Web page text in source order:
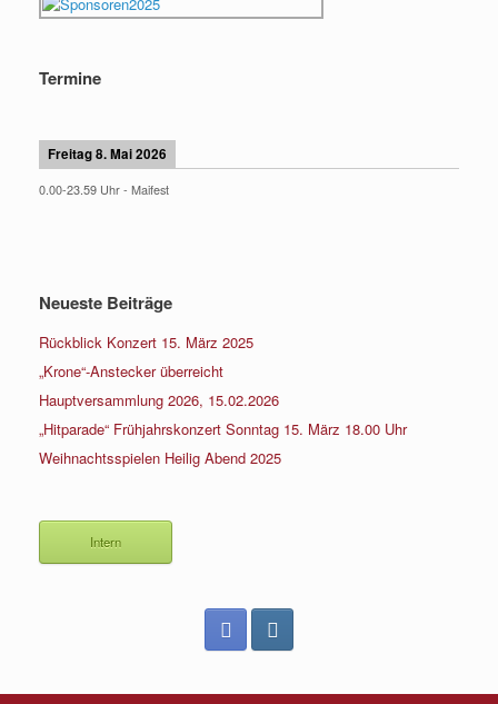
Termine
Freitag 8. Mai 2026
0.00-23.59 Uhr - Maifest
Neueste Beiträge
Rückblick Konzert 15. März 2025
„Krone“-Anstecker überreicht
Hauptversammlung 2026, 15.02.2026
„Hitparade“ Frühjahrskonzert Sonntag 15. März 18.00 Uhr
Weihnachtsspielen Heilig Abend 2025
Intern